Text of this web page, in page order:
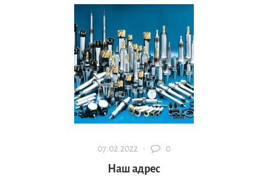
07.02.2022 · 0
Наш адрес